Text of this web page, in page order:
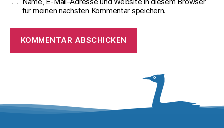
für meinen nächsten Kommentar speichern.